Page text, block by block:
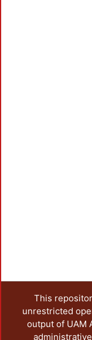
This
unrestricted
output of UAM